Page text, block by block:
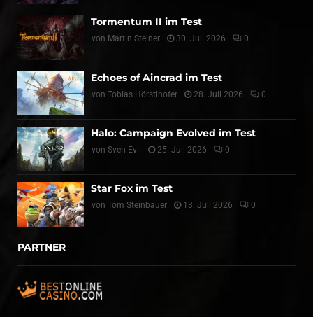
Tormentum II im Test
von Martin Steiner 30. Juli 2026 0
Echoes of Aincrad im Test
von Tobias Hörstlhofer 28. Juli 2026 0
Halo: Campaign Evolved im Test
von Sven Evil 25. Juli 2026 0
Star Fox im Test
von Tom Steinbauer 13. Juli 2026 0
PARTNER